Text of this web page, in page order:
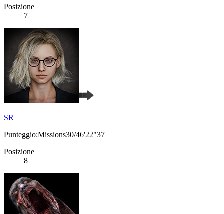
Posizione
7
SR
Punteggio:Missions30/46'22"37
Posizione
8